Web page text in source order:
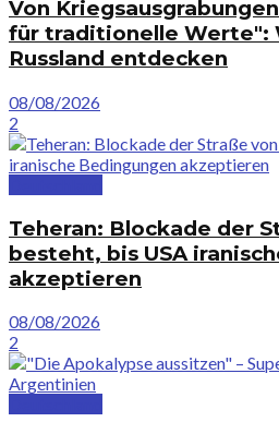
Von
für traditionelle Werte":
Russland entdecken
08/08/2026
2
Teheran: Blockade der
besteht, bis USA
akzeptieren
08/08/2026
2